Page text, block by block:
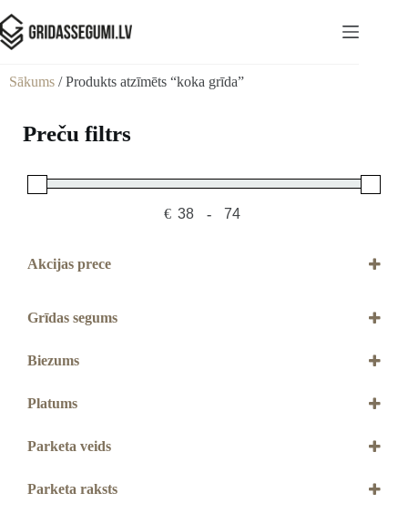
Sākums / Produkts atzīmēts “koka grīda”
Preču filtrs
€ Minimum Price
-
Maximum Price
Akcijas prece
Grīdas segums
Biezums
13,2 mm
Platums
138 mm
Parketa veids
3-slāņu
Parketa raksts